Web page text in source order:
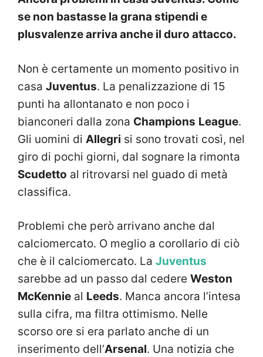
se non bastasse la grana stipendi e
plusvalenze arriva anche il duro attacco.
Non è certamente un momento positivo in
casa Juventus. La penalizzazione di 15
punti ha allontanato e non poco i
bianconeri dalla zona Champions League.
Gli uomini di Allegri si sono trovati così, nel
giro di pochi giorni, dal sognare la rimonta
Scudetto al ritrovarsi nel guado di metà
classifica.
Problemi che però arrivano anche dal
calciomercato. O meglio a corollario di ciò
che è il calciomercato. La Juventus
sarebbe ad un passo dal cedere Weston
McKennie al Leeds. Manca ancora l’intesa
sulla cifra, ma filtra ottimismo. Nelle
scorso ore si era parlato anche di un
inserimento dell’Arsenal. Una notizia che